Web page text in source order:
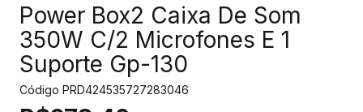
Power Box2 Caixa De Som
350W C/2 Microfones E 1
Suporte Gp-130
Código PRD424535727283046